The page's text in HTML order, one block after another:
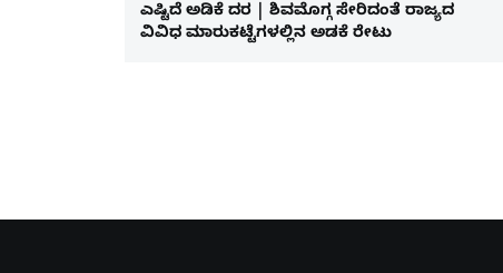
ಎಷ್ಟಿದೆ ಅಡಿಕೆ ದರ | ಶಿವಮೊಗ್ಗ ಸೇರಿದಂತೆ ರಾಜ್ಯದ
ವಿವಿಧ ಮಾರುಕಟ್ಟೆಗಳಲ್ಲಿನ ಅಡಕೆ ರೇಟು